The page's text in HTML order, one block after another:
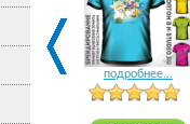
подробнее...